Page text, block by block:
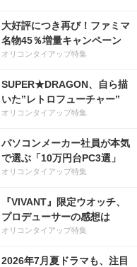
大好評につき再び！ファミマ
名物45％増量キャンペーン
オリコンタイアップ特集
SUPER★DRAGON、自ら描
いた”レトロフューチャー”
オリコンタイアップ特集
パソコンメーカー社員が本気
で選ぶ「10万円台PC3選」
オリコンタイアップ特集
『VIVANT』限定ウオッチ、
プロデューサーの感想は
オリコンタイアップ特集
2026年7月夏ドラマも、注目